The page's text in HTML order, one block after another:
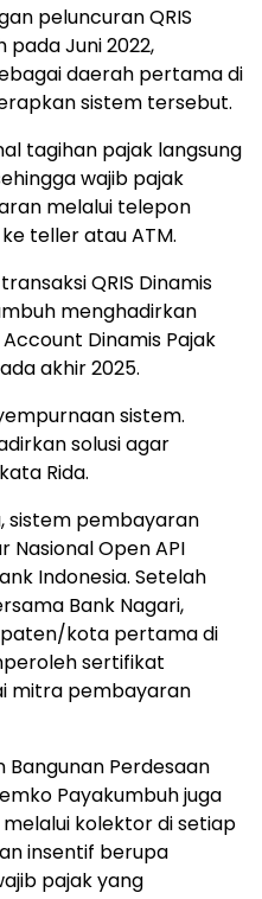
peluncuran QRIS
pada Juni 2022,
daerah pertama di
sistem tersebut.
tagihan pajak langsung
wajib pajak
melalui telepon
teller atau ATM.
QRIS Dinamis
menghadirkan
Dinamis Pajak
akhir 2025.
sistem.
solusi agar
Rida.
sistem pembayaran
Nasional Open API
Indonesia. Setelah
Bank Nagari,
kota pertama di
sertifikat
mitra pembayaran
Bangunan Perdesaan
Payakumbuh juga
kolektor di setiap
insentif berupa
pajak yang